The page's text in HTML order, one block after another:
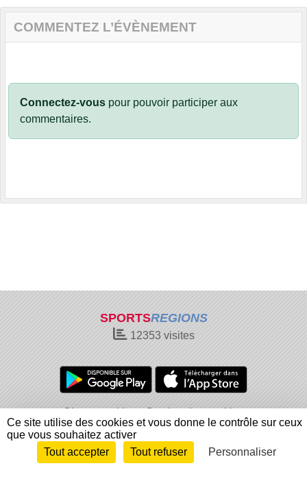
COMMENTEZ L’ÉVÈNEMENT
Connectez-vous pour pouvoir participer aux
commentaires.
SPORTSREGIONS
12353visites
Charte cookies
Gestion des cookies
Informations légales
Signaler un contenu inapproprié
Envie de participer ? Connexion
Ce site utilise des cookies et vous donne le contrôle sur ceux
que vous souhaitez activer
Tout accepter
Tout refuser Personnaliser